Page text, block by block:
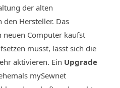
der alten
Hersteller. Das
neuen Computer kaufst
musst, lässt sich die
aktivieren. Ein Upgrade
mySewnet